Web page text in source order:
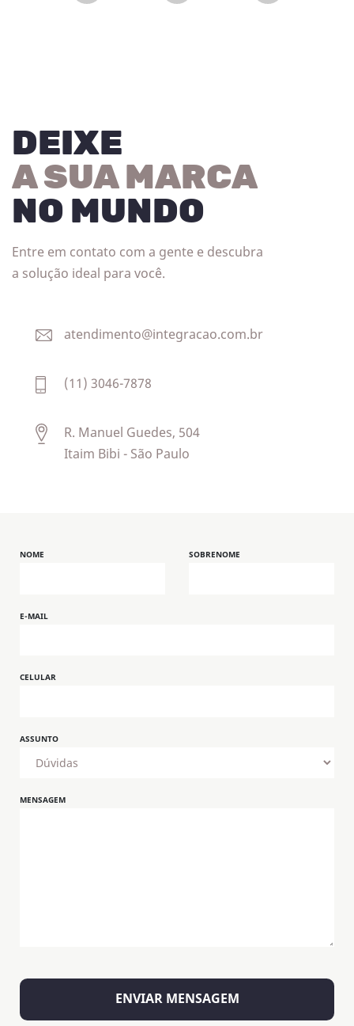
DEIXE
A SUA MARCA
NO MUNDO
Entre em contato com a gente e descubra
a solução ideal para você.
atendimento@integracao.com.br
(11) 3046-7878
R. Manuel Guedes, 504
Itaim Bibi - São Paulo
NOME SOBRENOME
E-MAIL
CELULAR
ASSUNTO
MENSAGEM